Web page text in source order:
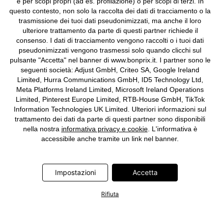
SCONTI
Abito midi in misto viscosa
19,99 €34,99 €-42%
Abito midi in mesh
32,99 € -5%
34,99 €Prezzo più basso degli ultimi
30 giorni -5%
40,99 €Prezzo precedente
questo contesto, non solo la raccolta dei dati di tracciamento o la
trasmissione dei tuoi dati pseudonimizzati, ma anche il loro
ulteriore trattamento da parte di questi partner richiede il
consenso. I dati di tracciamento vengono raccolti o i tuoi dati
pseudonimizzati vengono trasmessi solo quando clicchi sul
pulsante "Accetta" nel banner di www.bonprix.it. I partner sono le
seguenti società: Adjust GmbH, Criteo SA, Google Ireland
Limited, Hurra Communications GmbH, ID5 Technology Ltd,
Meta Platforms Ireland Limited, Microsoft Ireland Operations
Limited, Pinterest Europe Limited, RTB-House GmbH, TikTok
Information Technologies UK Limited. Ulteriori informazioni sul
trattamento dei dati da parte di questi partner sono disponibili
nella nostra informativa privacy e cookie. L'informativa è
accessibile anche tramite un link nel banner.
Impostazioni Accetta
Rifiuta